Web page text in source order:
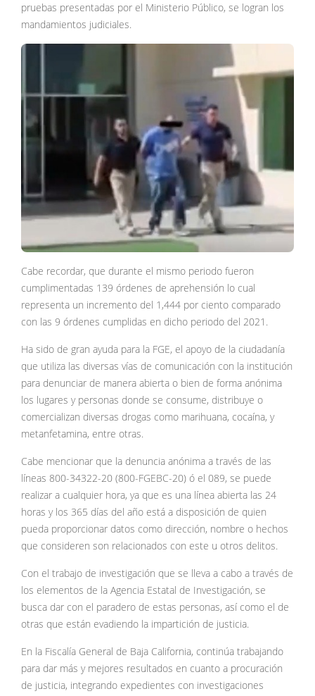
pruebas presentadas por el Ministerio Público, se logran los
mandamientos judiciales.
Cabe recordar, que durante el mismo periodo fueron
cumplimentadas 139 órdenes de aprehensión lo cual
representa un incremento del 1,444 por ciento comparado
con las 9 órdenes cumplidas en dicho periodo del 2021.
Ha sido de gran ayuda para la FGE, el apoyo de la ciudadanía
que utiliza las diversas vías de comunicación con la institución
para denunciar de manera abierta o bien de forma anónima
los lugares y personas donde se consume, distribuye o
comercializan diversas drogas como marihuana, cocaína, y
metanfetamina, entre otras.
Cabe mencionar que la denuncia anónima a través de las
líneas 800-34322-20 (800-FGEBC-20) ó el 089, se puede
realizar a cualquier hora, ya que es una línea abierta las 24
horas y los 365 días del año está a disposición de quien
pueda proporcionar datos como dirección, nombre o hechos
que consideren son relacionados con este u otros delitos.
Con el trabajo de investigación que se lleva a cabo a través de
los elementos de la Agencia Estatal de Investigación, se
busca dar con el paradero de estas personas, así como el de
otras que están evadiendo la impartición de justicia.
En la Fiscalía General de Baja California, continúa trabajando
para dar más y mejores resultados en cuanto a procuración
de justicia, integrando expedientes con investigaciones